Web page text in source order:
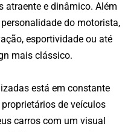
atraente e dinâmico. Além
do motorista,
esportividade ou até
mais clássico.
está em constante
de veículos
carros com um visual